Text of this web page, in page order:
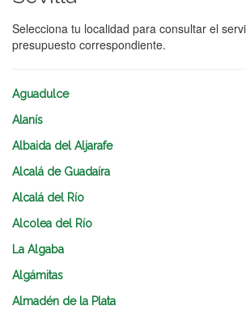
Selecciona tu localidad para consultar el
presupuesto correspondiente.
Aguadulce
Alanís
Albaida del Aljarafe
Alcalá de Guadaíra
Alcalá del Río
Alcolea del Río
La Algaba
Algámitas
Almadén de la Plata